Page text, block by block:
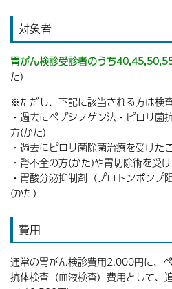
対象者
胃がん検診受診者のうち
た)
※ただし、下記に該当される方は検
・過去にペプシノゲン法・ピロリ菌
方(かた)
・過去にピロリ菌除菌治療を受けた
・腎不全の方(かた)や胃切除術を受
・胃酸分泌抑制剤（プロトンポンプ
(かた)
費用
通常の胃がん検診費用2,000円に、
抗体検査（血液検査）費用として、